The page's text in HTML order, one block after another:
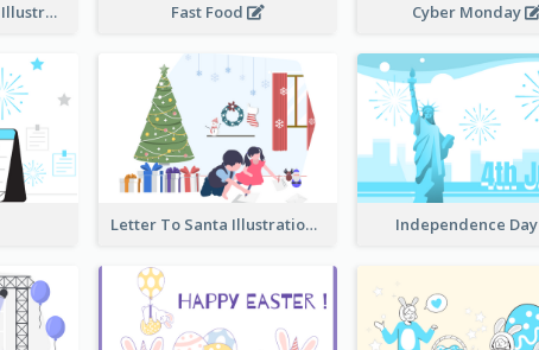
Music Performance Illustration Fast Food Cyber Monday
Letter To Santa Illustration Independence Day